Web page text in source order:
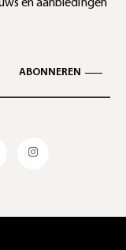
en aanbiedingen
ABONNEREN